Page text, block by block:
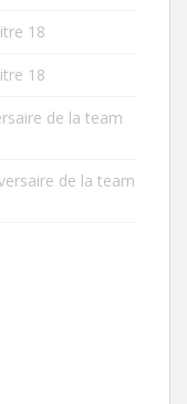
18
18
de la team
de la team